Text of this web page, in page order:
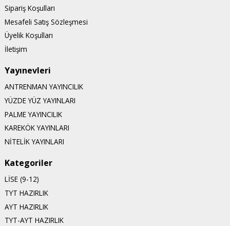
Sipariş Koşulları
Mesafeli Satış Sözleşmesi
Üyelik Koşulları
İletişim
Yayınevleri
ANTRENMAN YAYINCILIK
YÜZDE YÜZ YAYINLARI
PALME YAYINCILIK
KAREKÖK YAYINLARI
NİTELİK YAYINLARI
Kategoriler
LİSE (9-12)
TYT HAZIRLIK
AYT HAZIRLIK
TYT-AYT HAZIRLIK